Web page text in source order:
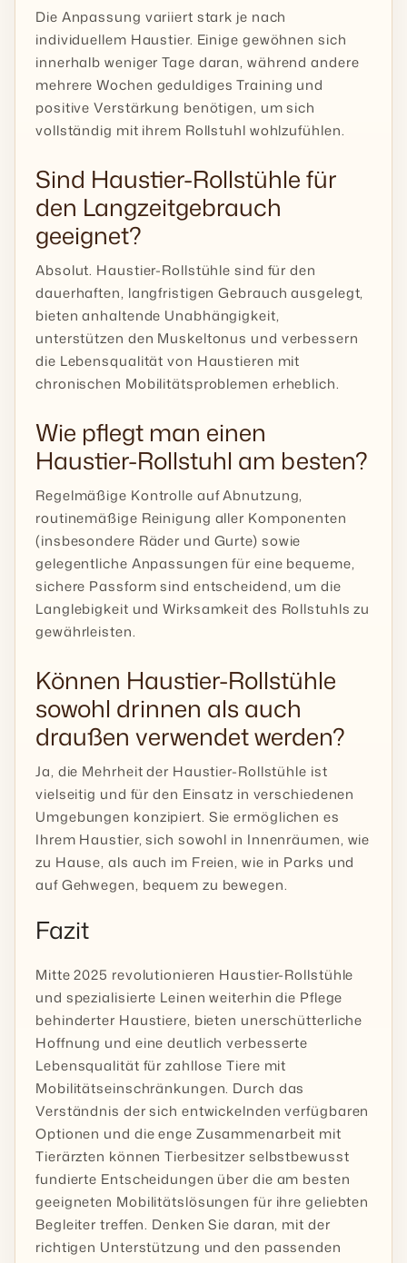
Die Anpassung variiert stark je nach
individuellem Haustier. Einige gewöhnen sich
innerhalb weniger Tage daran, während andere
mehrere Wochen geduldiges Training und
positive Verstärkung benötigen, um sich
vollständig mit ihrem Rollstuhl wohlzufühlen.
Sind Haustier-Rollstühle für
den Langzeitgebrauch
geeignet?
Absolut. Haustier-Rollstühle sind für den
dauerhaften, langfristigen Gebrauch ausgelegt,
bieten anhaltende Unabhängigkeit,
unterstützen den Muskeltonus und verbessern
die Lebensqualität von Haustieren mit
chronischen Mobilitätsproblemen erheblich.
Wie pflegt man einen
Haustier-Rollstuhl am besten?
Regelmäßige Kontrolle auf Abnutzung,
routinemäßige Reinigung aller Komponenten
(insbesondere Räder und Gurte) sowie
gelegentliche Anpassungen für eine bequeme,
sichere Passform sind entscheidend, um die
Langlebigkeit und Wirksamkeit des Rollstuhls zu
gewährleisten.
Können Haustier-Rollstühle
sowohl drinnen als auch
draußen verwendet werden?
Ja, die Mehrheit der Haustier-Rollstühle ist
vielseitig und für den Einsatz in verschiedenen
Umgebungen konzipiert. Sie ermöglichen es
Ihrem Haustier, sich sowohl in Innenräumen, wie
zu Hause, als auch im Freien, wie in Parks und
auf Gehwegen, bequem zu bewegen.
Fazit
Mitte 2025 revolutionieren Haustier-Rollstühle
und spezialisierte Leinen weiterhin die Pflege
behinderter Haustiere, bieten unerschütterliche
Hoffnung und eine deutlich verbesserte
Lebensqualität für zahllose Tiere mit
Mobilitätseinschränkungen. Durch das
Verständnis der sich entwickelnden verfügbaren
Optionen und die enge Zusammenarbeit mit
Tierärzten können Tierbesitzer selbstbewusst
fundierte Entscheidungen über die am besten
geeigneten Mobilitätslösungen für ihre geliebten
Begleiter treffen. Denken Sie daran, mit der
richtigen Unterstützung und den passenden